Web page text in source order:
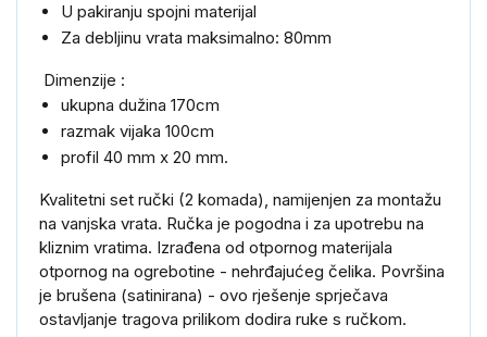
U pakiranju spojni materijal
Za debljinu vrata maksimalno: 80mm
Dimenzije :
ukupna dužina 170cm
razmak vijaka 100cm
profil 40 mm x 20 mm.
Kvalitetni set ručki (2 komada), namijenjen za montažu
na vanjska vrata. Ručka je pogodna i za upotrebu na
kliznim vratima. Izrađena od otpornog materijala
otpornog na ogrebotine - nehrđajućeg čelika. Površina
je brušena (satinirana) - ovo rješenje sprječava
ostavljanje tragova prilikom dodira ruke s ručkom.